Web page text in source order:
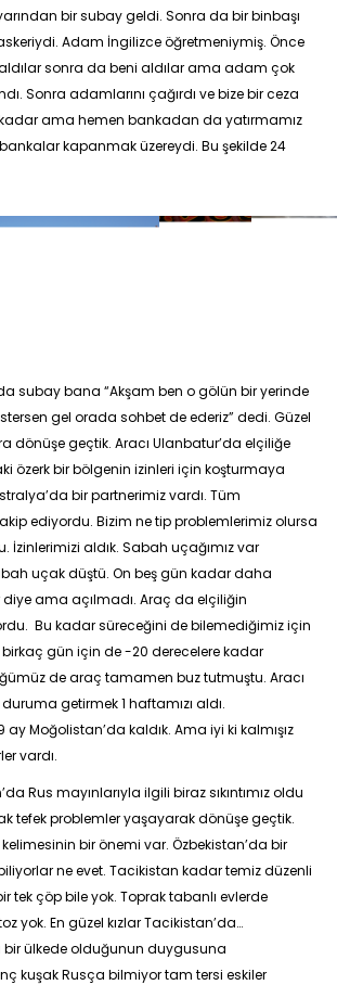
bir subay geldi. Sonra da bir binbaşı
Adam İngilizce öğretmeniymiş. Önce
sonra da beni aldılar ama adam çok
Sonra adamlarını çağırdı ve bize bir ceza
ama hemen bankadan da yatırmamız
kapanmak üzereydi. Bu şekilde 24
subay bana “Akşam ben o gölün bir yerinde
gel orada sohbet de ederiz” dedi. Güzel
dönüşe geçtik. Aracı Ulanbatur’da elçiliğe
özerk bir bölgenin izinleri için koşturmaya
bir partnerimiz vardı. Tüm
ediyordu. Bizim ne tip problemlerimiz olursa
İzinlerimizi aldık. Sabah uçağımız var
uçak düştü. On beş gün kadar daha
diye ama açılmadı. Araç da elçiliğin
Bu kadar süreceğini de bilemediğimiz için
birkaç gün için de -20 derecelere kadar
de araç tamamen buz tutmuştu. Aracı
getirmek 1 haftamızı aldı.
Moğolistan’da kaldık. Ama iyi ki kalmışız
vardı.
Rus mayınlarıyla ilgili biraz sıkıntımız oldu
tefek problemler yaşayarak dönüşe geçtik.
bir önemi var. Özbekistan’da bir
ne evet. Tacikistan kadar temiz düzenli
tek çöp bile yok. Toprak tabanlı evlerde
yok. En güzel kızlar Tacikistan’da…
bir ülkede olduğunun duygusuna
kuşak Rusça bilmiyor tam tersi eskiler